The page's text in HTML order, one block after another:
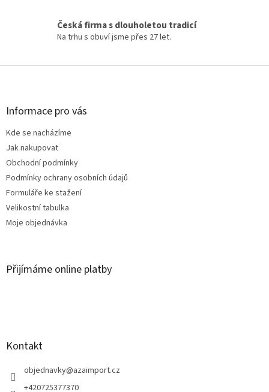
Česká firma s dlouholetou tradicí
Na trhu s obuví jsme přes 27 let.
Z
Informace pro vás
Kde se nacházíme
Jak nakupovat
Obchodní podmínky
Podmínky ochrany osobních údajů
Formuláře ke stažení
Velikostní tabulka
Moje objednávka
Přijímáme online platby
Kontakt
objednavky@azaimport.cz
+420725377370